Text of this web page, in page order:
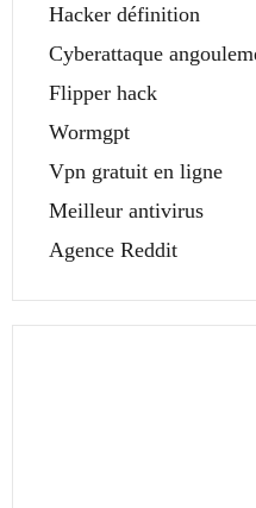
Hacker définition
Cyberattaque
Flipper hack
Wormgpt
Vpn gratuit en ligne
Meilleur antivirus
Agence Reddit